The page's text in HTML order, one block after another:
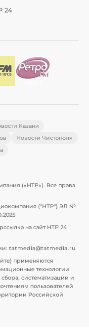
24
Казани
Новости Чистополя
(«НТР»). Все права
("НТР") ЭЛ №
на сайт НТР 24
tatmedia@tatmedia.ru
применяются
технологии
систематизации и
пользователей
Российской